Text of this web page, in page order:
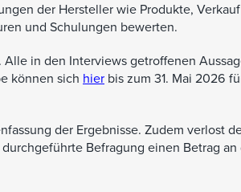
der Hersteller wie Produkte,
und Schulungen bewerten.
in den Interviews getroffenen
können sich hier bis zum 31. Mai 2026
der Ergebnisse. Zudem verlost
Befragung einen Betrag an